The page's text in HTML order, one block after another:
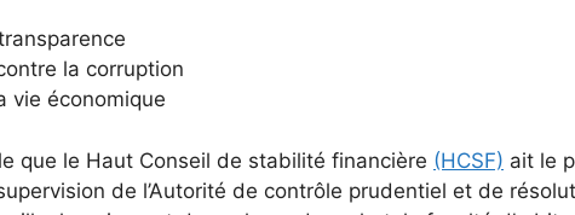
la corruption
vie économique
que le Haut Conseil de stabilité financière (HCSF) ait le
de l’Autorité de contrôle prudentiel et de